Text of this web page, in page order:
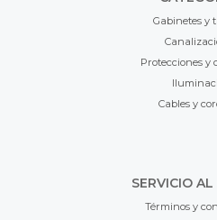
Gabinetes y
Protecciones y
Cables y
SERVICIO
Términos y